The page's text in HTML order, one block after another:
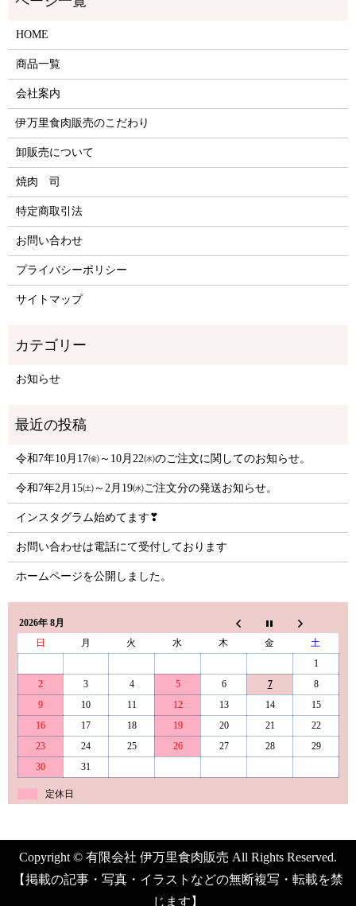
HOME
商品一覧
会社案内
伊万里食肉販売のこだわり
卸販売について
焼肉 司
特定商取引法
お問い合わせ
プライバシーポリシー
サイトマップ
お知らせ
令和7年10月17㈮～10月22㈬のご注文に関してのお知らせ。
令和7年2月15㈯～2月19㈬ご注文分の発送お知らせ。
インスタグラム始めてます❣
お問い合わせは電話にて受付しております
ホームページを公開しました。
2026年 8月
日
月 火 水 木 金
土
1
2
3 4 5 6 7
8
9
10 11 12 13 14
15
16
17 18 19 20 21
22
23
24 25 26 27 28
29
30
31
定休日
Copyright © 有限会社 伊万里食肉販売 All Rights Reserved.
【掲載の記事・写真・イラストなどの無断複写・転載を禁
じます】